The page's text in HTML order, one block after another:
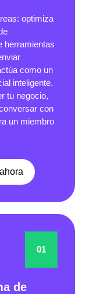
optimiza
herramientas
como un
inteligente.
tu negocio,
con
un miembro
01
de